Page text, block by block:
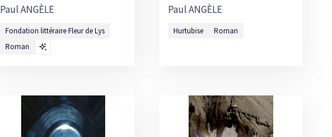
Paul ANGÈLE
Fondation littéraire Fleur de Lys
Roman
Paul ANGÈLE
Hurtubise Roman